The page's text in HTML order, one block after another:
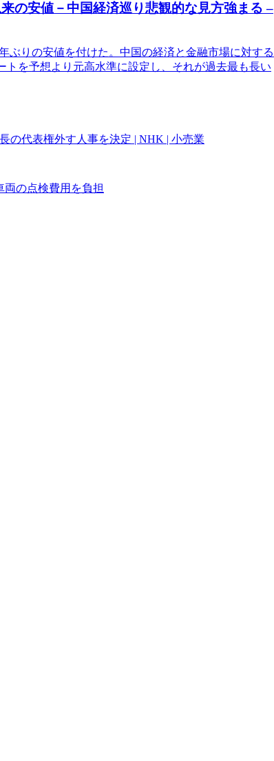
の安値－中国経済巡り悲観的な見方強まる –
ぶりの安値を付けた。中国の経済と金融市場に対する
を予想より元高水準に設定し、それが過去最も長い
の代表権外す人事を決定 | NHK | 小売業
の点検費用を負担